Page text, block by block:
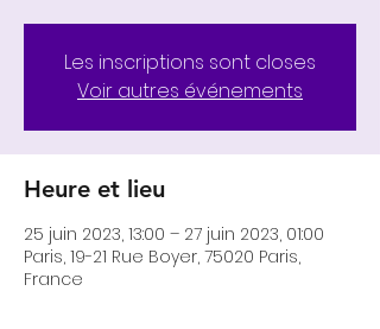
Les inscriptions sont closes
Voir autres événements
Heure et lieu
25 juin 2023, 13:00 – 27 juin 2023, 01:00
Paris, 19-21 Rue Boyer, 75020 Paris,
France